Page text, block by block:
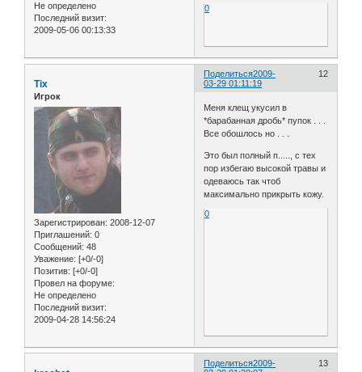
Не определено
Последний визит:
2009-05-06 00:13:33
0
Поделиться 12
2009-
03-29 01:11:19
Tix
Игрок
Зарегистрирован: 2008-12-07
Приглашений: 0
Сообщений: 48
Уважение: [+0/-0]
Позитив: [+0/-0]
Провел на форуме:
Не определено
Последний визит:
2009-04-28 14:56:24
Меня клещ укусил в
*барабанная дробь* пупок . . .
Все обошлось но . . .
Это был полный п....., с тех
пор избегаю высокой травы и
одеваюсь так чтоб
максимально прикрыть кожу.
0
Поделиться 13
2009-